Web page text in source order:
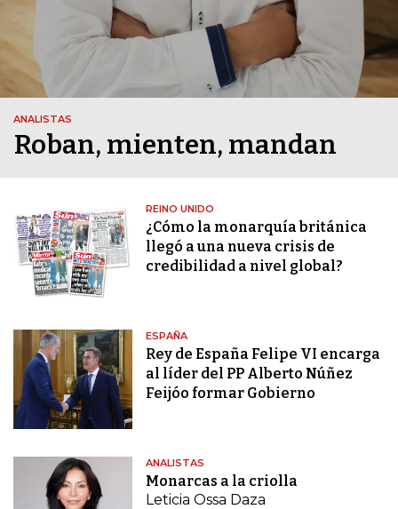
ANALISTAS
Roban, mienten, mandan
REINO UNIDO
¿Cómo la monarquía británica
llegó a una nueva crisis de
credibilidad a nivel global?
ESPAÑA
Rey de España Felipe VI encarga
al líder del PP Alberto Núñez
Feijóo formar Gobierno
ANALISTAS
Monarcas a la criolla
Leticia Ossa Daza